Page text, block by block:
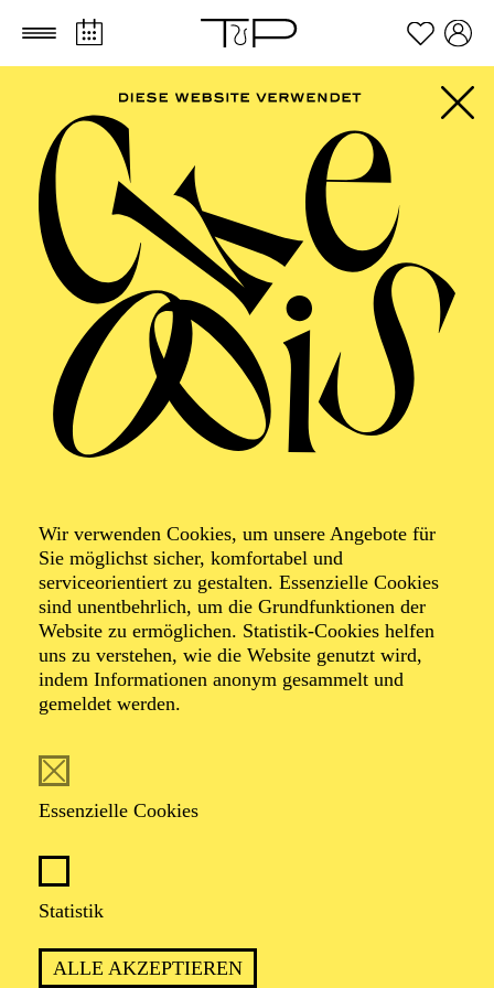
Zum Hauptinhalt springen Zum Footer springen
Wir verwenden Cookies, um unsere Angebote für
Sie möglichst sicher, komfortabel und
serviceorientiert zu gestalten. Essenzielle Cookies
sind unentbehrlich, um die Grundfunktionen der
Website zu ermöglichen. Statistik-Cookies helfen
uns zu verstehen, wie die Website genutzt wird,
indem Informationen anonym gesammelt und
gemeldet werden.
Essenzielle Cookies
Statistik
ALLE AKZEPTIEREN
Foto: Benne Ochs
KS. Rainer Maria
Rainer Maria Röhr wurde in Essen geboren und